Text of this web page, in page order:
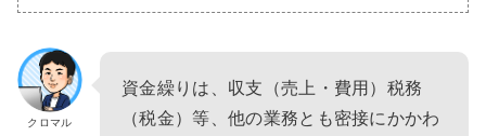
クロマル
資金繰りは、収支（売上・費用）税務
（税金）等、他の業務とも密接にかかわ